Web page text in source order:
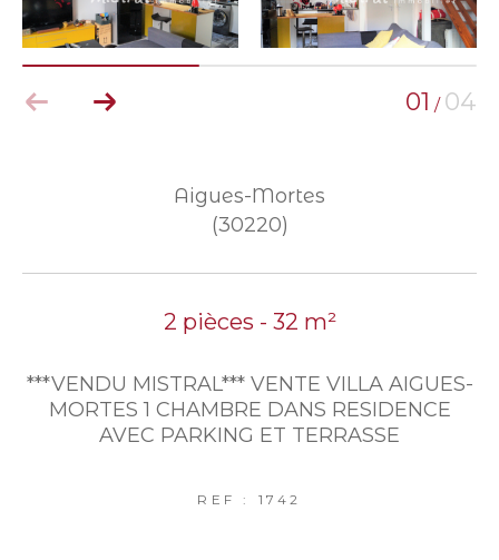
01 / 04
Aigues-Mortes
(30220)
2 pièces - 32 m²
***VENDU MISTRAL*** VENTE VILLA AIGUES-
MORTES 1 CHAMBRE DANS RESIDENCE
AVEC PARKING ET TERRASSE
REF : 1742